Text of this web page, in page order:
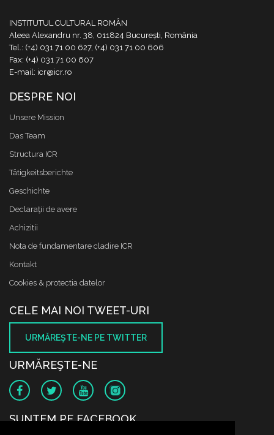
INSTITUTUL CULTURAL ROMÂN
Aleea Alexandru nr. 38, 011824 București, România
Tel.: (+4) 031 71 00 627, (+4) 031 71 00 606
Fax: (+4) 031 71 00 607
E-mail: icr@icr.ro
DESPRE NOI
Unsere Mission
Das Team
Structura ICR
Tätigkeitsberichte
Geschichte
Declaraţii de avere
Achizitii
Nota de fundamentare cladire ICR
Kontakt
Cookies & protectia datelor
CELE MAI NOI TWEET-URI
URMĂREŞTE-NE PE TWITTER
URMĂREŞTE-NE
SUNTEM PE FACEBOOK